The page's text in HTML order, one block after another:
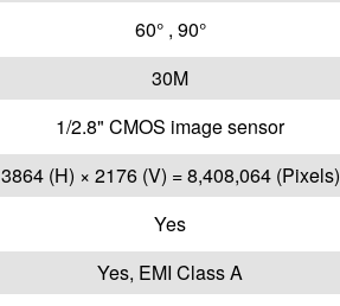
60° , 90°
30M
1/2.8" CMOS image sensor
3864 (H) × 2176 (V) = 8,408,064 (Pixels)
Yes
Yes, EMI Class A